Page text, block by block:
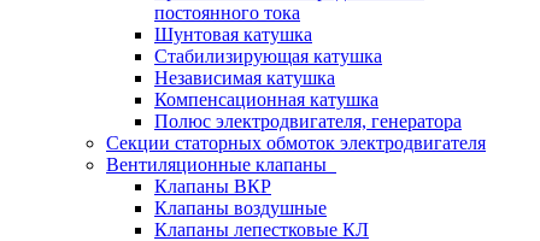
постоянного тока
Шунтовая катушка
Стабилизирующая катушка
Независимая катушка
Компенсационная катушка
Полюс электродвигателя, генератора
Секции статорных обмоток электродвигателя
Вентиляционные клапаны
Клапаны ВКР
Клапаны воздушные
Клапаны лепестковые КЛ